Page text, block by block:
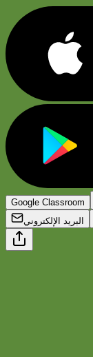
Google Classroom
البريد الإلكتروني